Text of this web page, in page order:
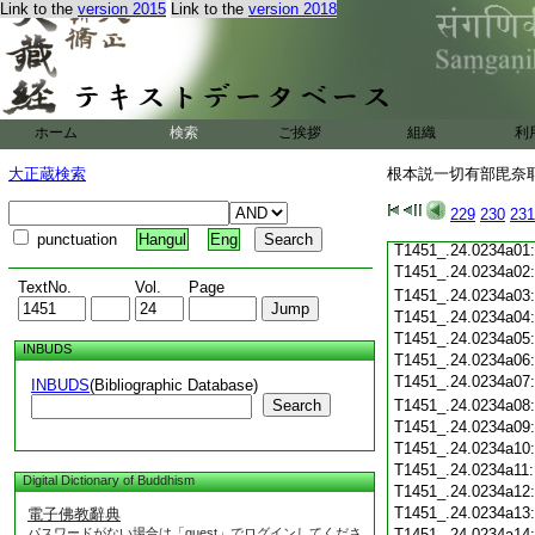
Link to the version 2015 Link to the version 2018
ホーム 検索 ご挨拶 組織 利
大正蔵検索
punctuation Hangul Eng
TextNo. Vol. Page
INBUDS
INBUDS(Bibliographic Database)
Search
Digital Dictionary of Buddhism
電子佛教辭典
根本説一切有部毘奈
229 230 231